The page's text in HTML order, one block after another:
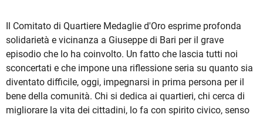
Il Comitato di Quartiere Medaglie d'Oro esprime profonda
solidarietà e vicinanza a Giuseppe di Bari per il grave
episodio che lo ha coinvolto. Un fatto che lascia tutti noi
sconcertati e che impone una riflessione seria su quanto sia
diventato difficile, oggi, impegnarsi in prima persona per il
bene della comunità. Chi si dedica ai quartieri, chi cerca di
migliorare la vita dei cittadini, lo fa con spirito civico, senso